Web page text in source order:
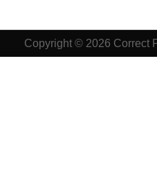
Copyright © 2026 Correct